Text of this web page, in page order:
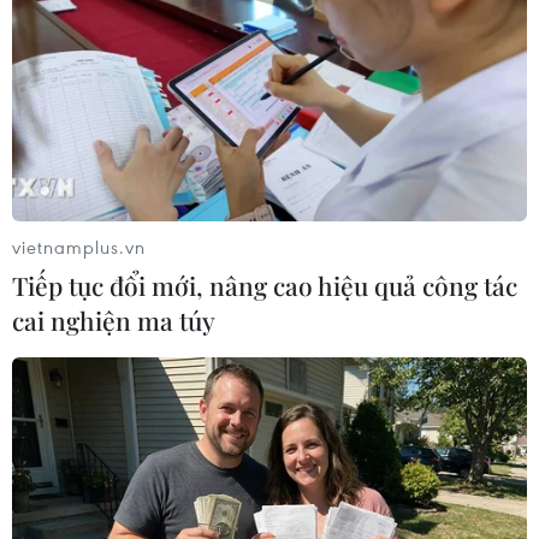
Những người biểu tình ở Sudan cho biết họ
đang lên kế hoạch cho một cuộc biểu tình vào
ngày 6/4 để diễu hành đến trụ sở quân đội và
yêu cầu quân đội đứng về phía người dân.
James Dorsey, một thành viên cao cấp tại
Trường Nghiên cứu Quốc tế S. Rajaratnam của
Algeria và Sudan xuất hiện sau một làn sóng các
cuộc biểu tình mang tính chính trị và kinh tế-xã
hội nhỏ hơn kể từ năm 2011 cho thấy cuộc phản
cách mạng ở Trung Đông đã đặt một chiếc vung
lên một cái nổi mà có thể sôi bất cứ lúc nào.”
Các cuộc biểu tình cũng cho thấy hy vọng mong
manh của những nhà chuyên quyền Trung
Đông, những người cho rằng mô hình của
vietnamplus.vn
Tiếp tục đổi mới, nâng cao hiệu quả công tác
cai nghiện ma túy